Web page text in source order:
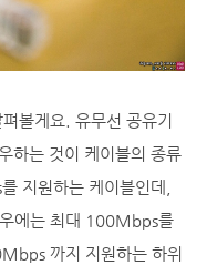
볼게요. 유무선 공유기
하는 것이 케이블의 종류
지원하는 케이블인데,
에는 최대 100Mbps를
까지 지원하는 하위